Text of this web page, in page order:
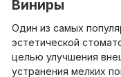
Виниры
Один из самых
эстетической
целью улучшения
устранения мелких